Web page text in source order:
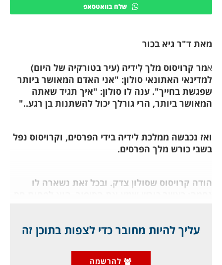
שלח בוואטסאפ
מאת ד"ר גיא בכור
אמר קרויסוס מלך לִידיה (עיר בטורקיה של היום)
למדינאי האתונאי סולון: "אני האדם המאושר ביותר
שפגשת בחייך". ענה לו סולון: "איך תגיד שאתה
המאושר ביותר, הרי גורלך יכול להשתנות בן רגע.."
ואז נכבשה ממלכת לידיה בידי הפרסים, וקרויסוס נפל
בשבי כורש מלך הפרסים.
הודה קרויסוס שסולון צדק. ובכל זאת נשארה לו
עליך להיות מחובר כדי לצפות בתוכן זה
להרשמה